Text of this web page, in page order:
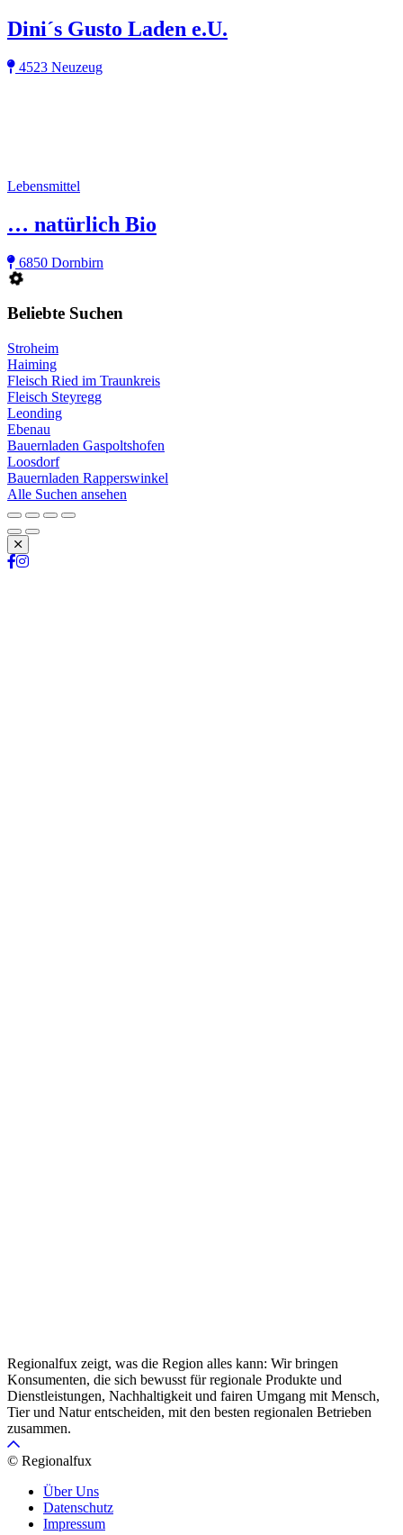
Dini´s Gusto Laden e.U.
4523 Neuzeug
Lebensmittel
… natürlich Bio
6850 Dornbirn
Beliebte Suchen
Stroheim
Haiming
Fleisch Ried im Traunkreis
Fleisch Steyregg
Leonding
Ebenau
Bauernladen Gaspoltshofen
Loosdorf
Bauernladen Rapperswinkel
Alle Suchen ansehen
Schließen
Regionalfux zeigt, was die Region alles kann: Wir bringen
Konsumenten, die sich bewusst für regionale Produkte und
Dienstleistungen, Nachhaltigkeit und fairen Umgang mit Mensch,
Tier und Natur entscheiden, mit den besten regionalen Betrieben
zusammen.
© Regionalfux
Über Uns
Datenschutz
Impressum